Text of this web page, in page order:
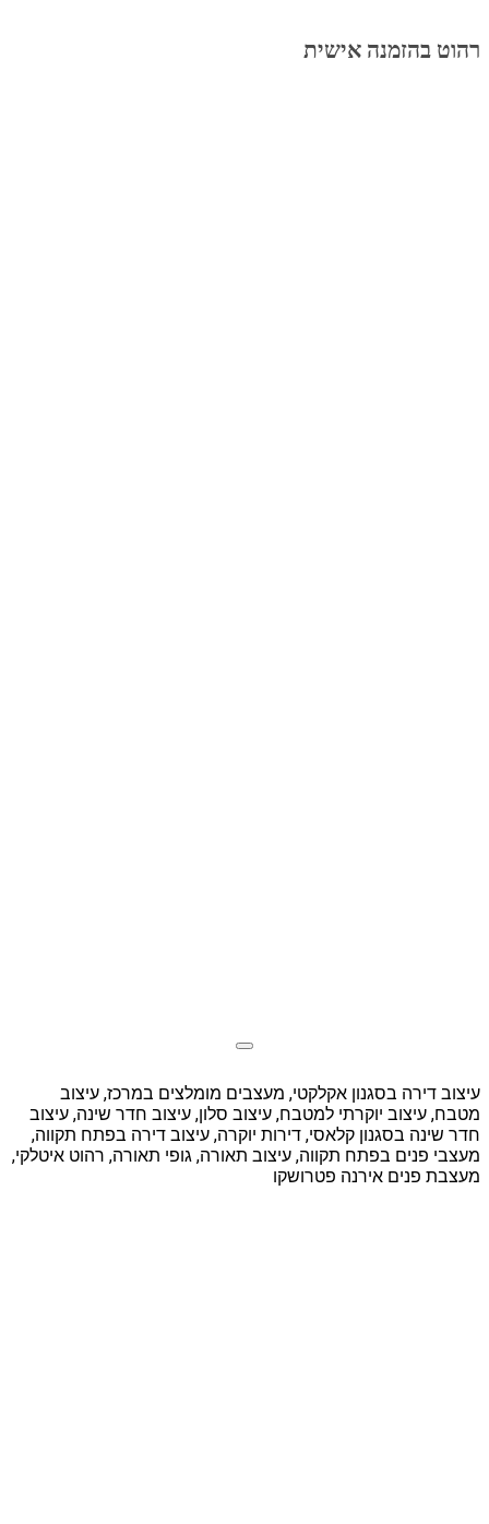
רהוט בהזמנה אישית
עיצוב דירה בסגנון אקלקטי, מעצבים מומלצים במרכז, עיצוב
מטבח, עיצוב יוקרתי למטבח, עיצוב סלון, עיצוב חדר שינה, עיצוב
חדר שינה בסגנון קלאסי, דירות יוקרה, עיצוב דירה בפתח תקווה,
מעצבי פנים בפתח תקווה, עיצוב תאורה, גופי תאורה, רהוט איטלקי,
מעצבת פנים אירנה פטרושקו